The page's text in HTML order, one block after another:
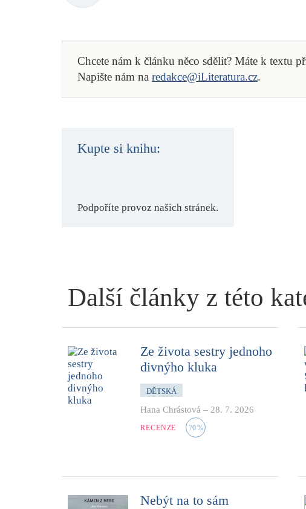
Chcete nám k článku něco sdělit? Máte k textu
Napište nám na redakce@iLiteratura.cz.
Kupte si knihu:
Podpoříte provoz našich stránek.
Další články z této
Ze života sestry jednoho
divnýho kluka
DĚTSKÁ
Hana Chrástová – 28. 7. 2026
RECENZE 70%
Nebýt na to sám